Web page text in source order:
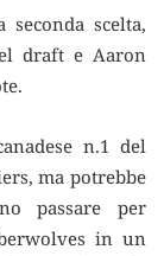
scelta,
draft e Aaron
n.1 del
ma potrebbe
passare per
in un